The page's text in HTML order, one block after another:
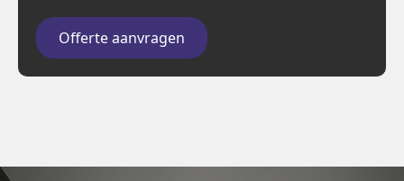
Offerte aanvragen